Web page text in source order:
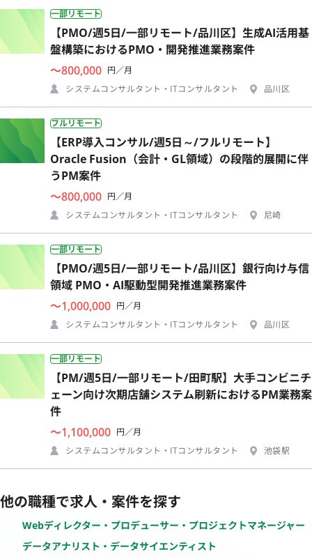
一部リモート
【PMO/週5日/一部リモート/品川区】生成AI活用基
盤構築におけるPMO・開発推進業務案件
〜800,000 円／月
システムコンサルタント・ITコンサルタント
品川区
フルリモート
【ERP導入コンサル/週5日～/フルリモート】
Oracle Fusion（会計・GL領域）の段階的展開に伴
うPM案件
〜800,000 円／月
システムコンサルタント・ITコンサルタント
尼崎
一部リモート
【PMO/週5日/一部リモート/品川区】銀行向け与信
領域 PMO・AI駆動型開発推進業務案件
〜1,000,000 円／月
システムコンサルタント・ITコンサルタント
品川区
一部リモート
【PM/週5日/一部リモート/田町駅】大手コンビニチ
ェーン向け次期店舗システム刷新におけるPM業務案
件
〜1,100,000 円／月
システムコンサルタント・ITコンサルタント
池袋駅
他の職種で求人・案件を探す
Webディレクター・プロデューサー・プロジェクトマネージャー
データアナリスト・データサイエンティスト